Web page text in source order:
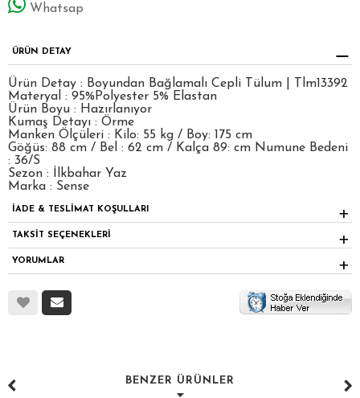
Whatsap
ÜRÜN DETAY
Ürün Detay : Boyundan Bağlamalı Cepli Tülum | Tlm13392
Materyal : 95%Polyester 5% Elastan
Ürün Boyu : Hazırlanıyor
Kumaş Detayı : Örme
Manken Ölçüleri : Kilo: 55 kg / Boy: 175 cm
Göğüs: 88 cm / Bel : 62 cm / Kalça 89: cm Numune Bedeni
: 36/S
Sezon : İlkbahar Yaz
Marka : Sense
İADE & TESLİMAT KOŞULLARI
TAKSİT SEÇENEKLERİ
YORUMLAR
BENZER ÜRÜNLER